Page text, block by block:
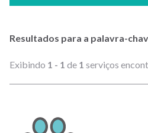
Resultados para a palavra-
Exibindo 1 - 1 de 1 serviços